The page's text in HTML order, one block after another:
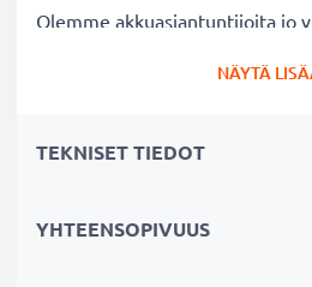
Olemme akkuasiantuntijoita jo
Tärkeä lisä valokuvaajaan
pitkäaikaiseen valokuvaukseen
NÄYTÄ
TEKNISET TIEDOT
YHTEENSOPIVUUS